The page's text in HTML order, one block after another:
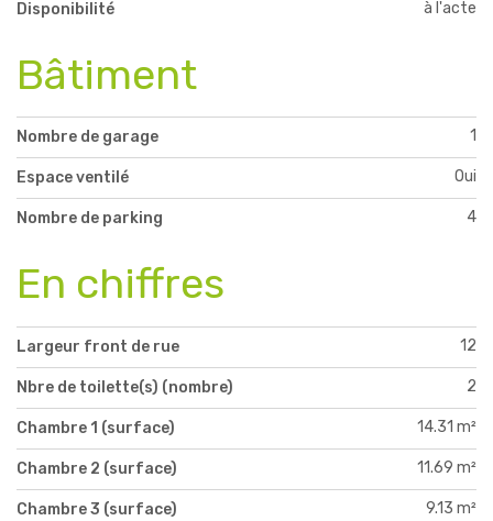
Disponibilité à l'acte
Bâtiment
Nombre de garage 1
Espace ventilé Oui
Nombre de parking 4
En chiffres
Largeur front de rue 12
Nbre de toilette(s) (nombre) 2
Chambre 1 (surface) 14.31 m²
Chambre 2 (surface) 11.69 m²
Chambre 3 (surface) 9.13 m²